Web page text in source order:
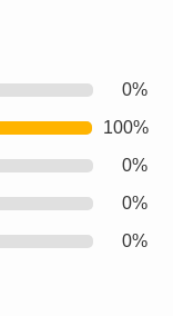
0%
100%
0%
0%
0%